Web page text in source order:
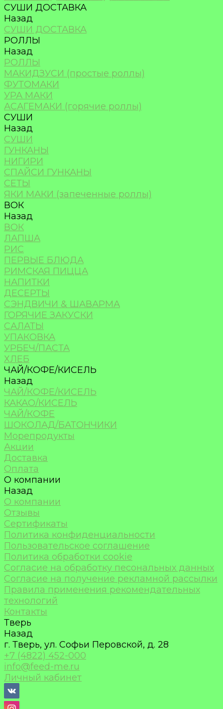
СУШИ ДОСТАВКА
Назад
СУШИ ДОСТАВКА
РОЛЛЫ
Назад
РОЛЛЫ
МАКИДЗУСИ (простые роллы)
ФУТОМАКИ
УРА МАКИ
АСАГЕМАКИ (горячие роллы)
СУШИ
Назад
СУШИ
ГУНКАНЫ
НИГИРИ
СПАЙСИ ГУНКАНЫ
СЕТЫ
ЯКИ МАКИ (запеченные роллы)
ВОК
Назад
ВОК
ЛАПША
РИС
ПЕРВЫЕ БЛЮДА
РИМСКАЯ ПИЦЦА
НАПИТКИ
ДЕСЕРТЫ
СЭНДВИЧИ & ШАВАРМА
ГОРЯЧИЕ ЗАКУСКИ
САЛАТЫ
УПАКОВКА
УРБЕЧ/ПАСТА
ХЛЕБ
ЧАЙ/КОФЕ/КИСЕЛЬ
Назад
ЧАЙ/КОФЕ/КИСЕЛЬ
КАКАО/КИСЕЛЬ
ЧАЙ/КОФЕ
ШОКОЛАД/БАТОНЧИКИ
Морепродукты
Акции
Доставка
Оплата
О компании
Назад
О компании
Отзывы
Сертификаты
Политика конфиденциальности
Пользовательское соглашение
Политика обработки cookie
Согласие на обработку песональных данных
Согласие на получение рекламной рассылки
Правила применения рекомендательных
технологий
Контакты
Тверь
Назад
г. Тверь, ул. Софьи Перовской, д. 28
+7 (4822) 452-000
info@feed-me.ru
Личный кабинет